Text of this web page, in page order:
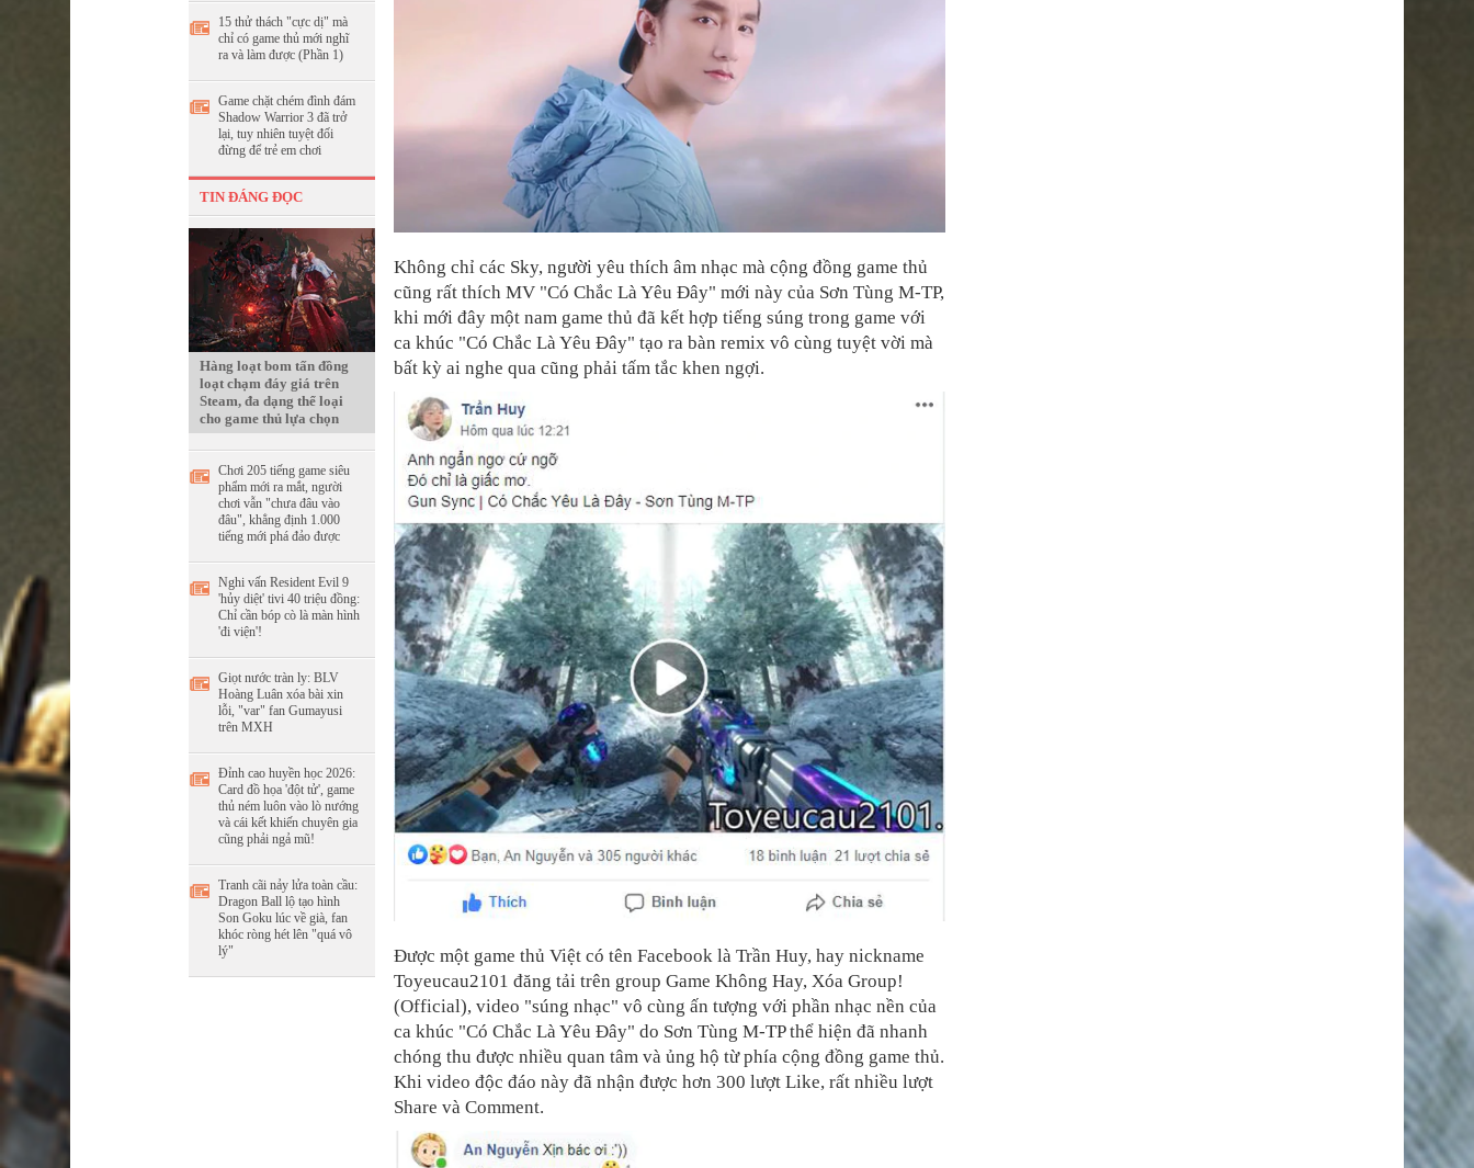
15 thử thách "cực dị" mà
chỉ có game thủ mới nghĩ
ra và làm được (Phần 1)
Game chặt chém đình đám
Shadow Warrior 3 đã trở
lại, tuy nhiên tuyệt đối
đừng để trẻ em chơi
TIN ĐÁNG ĐỌC
Hàng loạt bom tấn đồng
loạt chạm đáy giá trên
Steam, đa dạng thể loại
cho game thủ lựa chọn
Chơi 205 tiếng game siêu
phẩm mới ra mắt, người
chơi vẫn "chưa đâu vào
đâu", khẳng định 1.000
tiếng mới phá đảo được
Nghi vấn Resident Evil 9
'hủy diệt' tivi 40 triệu đồng:
Chỉ cần bóp cò là màn hình
'đi viện'!
Giọt nước tràn ly: BLV
Hoàng Luân xóa bài xin
lỗi, "var" fan Gumayusi
trên MXH
Đỉnh cao huyền học 2026:
Card đồ họa 'đột tử', game
thủ ném luôn vào lò nướng
và cái kết khiến chuyên gia
cũng phải ngả mũ!
Tranh cãi nảy lửa toàn cầu:
Dragon Ball lộ tạo hình
Son Goku lúc về già, fan
khóc ròng hét lên "quá vô
lý"
Không chỉ các Sky, người yêu thích âm nhạc mà cộng đồng game thủ
cũng rất thích MV "Có Chắc Là Yêu Đây" mới này của Sơn Tùng M-TP,
khi mới đây một nam game thủ đã kết hợp tiếng súng trong game với
ca khúc "Có Chắc Là Yêu Đây" tạo ra bàn remix vô cùng tuyệt vời mà
bất kỳ ai nghe qua cũng phải tấm tắc khen ngợi.
Được một game thủ Việt có tên Facebook là ‎Trần Huy, hay nickname
Toyeucau2101 đăng tải trên group Game Không Hay, Xóa Group!
(Official), video "súng nhạc" vô cùng ấn tượng với phần nhạc nền của
ca khúc "Có Chắc Là Yêu Đây" do Sơn Tùng M-TP thể hiện đã nhanh
chóng thu được nhiều quan tâm và ủng hộ từ phía cộng đồng game thủ.
Khi video độc đáo này đã nhận được hơn 300 lượt Like, rất nhiều lượt
Share và Comment.